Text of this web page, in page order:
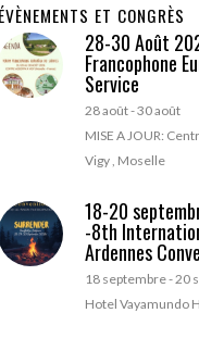
ÉVÈNEMENTS ET CONGRÈS
28-30 Août
Francophone
Service
28 août-30 août
MISE A JOUR:
Vigy , Moselle
18-20
-8th
Ardennes
18 septembre-20
Hotel Vayamundo